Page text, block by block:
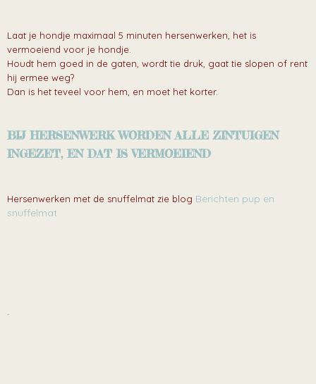
Laat je hondje maximaal 5 minuten hersenwerken, het is
vermoeiend voor je hondje.
Houdt hem goed in de gaten, wordt tie druk, gaat tie slopen of rent
hij ermee weg?
Dan is het teveel voor hem, en moet het korter.
BIJ HERSENWERK WORDEN ALLE ZINTUIGEN
INGEZET, EN DAT IS VERMOEIEND
Hersenwerken met de snuffelmat zie blog Berichten pup en
snuffelmat
.